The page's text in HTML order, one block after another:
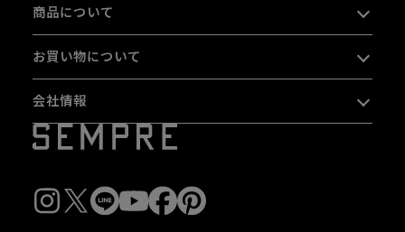
商品について
お買い物について
会社情報